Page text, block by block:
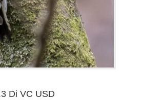
Di VC USD